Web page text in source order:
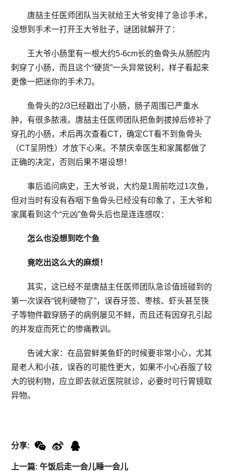
唐喆主任医师团队当天就给王大爷安排了急诊手术，
没想到手术一打开王大爷肚子，谜团就解开了：
王大爷小肠里有一根大约5-6cm长的鱼骨头从肠腔内
刺穿了小肠，而且这个“硬货”一头异常锐利，样子看起来
更像一把迷你的手术刀。
鱼骨头的2/3已经戳出了小肠，肠子周围已严重水
肿，有很多脓液。唐喆主任医师团队把鱼刺拔掉后修补了
穿孔的小肠，术后再次查看CT，确定CT看不到鱼骨头
（CT呈阴性）才放下心来。不禁庆幸医生和家属都做了
正确的决定，否则后果不堪设想！
事后追问病史，王大爷说，大约是1周前吃过1次鱼，
但对当时有没有吞咽下鱼骨头已经没有印象了，王大爷和
家属看到这个“元凶”鱼骨头后也是连连感叹：
怎么也没想到吃个鱼
竟吃出这么大的麻烦！
其实，这已经不是唐喆主任医师团队急诊值班碰到的
第一次误吞“锐利硬物了”，误吞牙签、枣核、虾头甚至筷
子等物件戳穿肠子的病例屡见不鲜，而且还有因穿孔引起
的并发症而死亡的惨痛教训。
告诫大家：在品尝鲜美鱼虾的时候要非常小心，尤其
是老人和小孩，误吞的可能性更大，如果不小心吞服了较
大的锐利物，应立即去就近医院就诊，必要时可行胃镜取
异物。
上一篇: 午饭后走一会儿睡一会儿
分享: